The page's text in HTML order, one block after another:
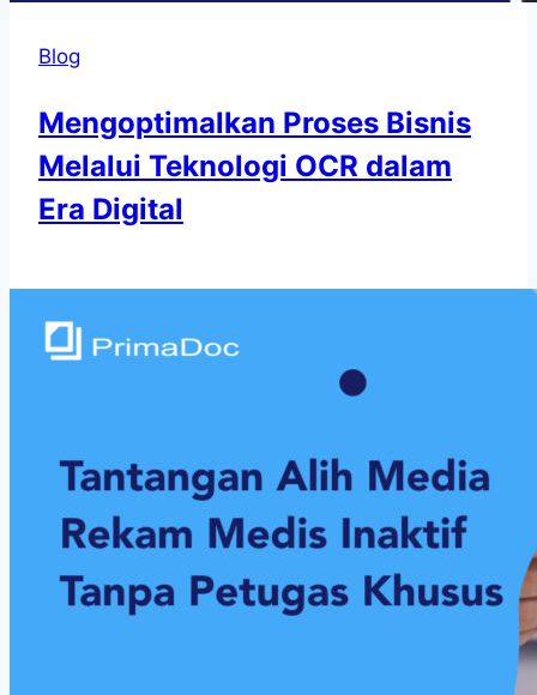
Blog
Mengoptimalkan Proses Bisnis
Melalui Teknologi OCR dalam
Era Digital